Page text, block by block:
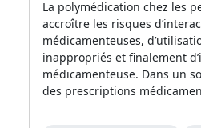
La polymédication chez les
accroître les risques
médicamenteuses,
inappropriés et finalement
médicamenteuse. Dans un
des prescriptions